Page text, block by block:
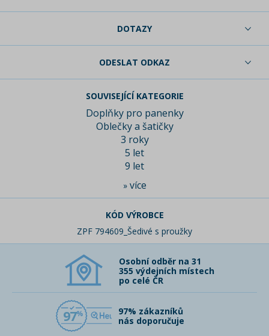
DOTAZY
ODESLAT ODKAZ
SOUVISEJÍCÍ KATEGORIE
Doplňky pro panenky
Oblečky a šatičky
3 roky
5 let
9 let
» více
KÓD VÝROBCE
ZPF 794609_Šedivé s proužky
Osobní odběr na 31
355 výdejních místech
po celé ČR
97
97% zákazníků
nás doporučuje